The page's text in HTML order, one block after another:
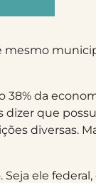
da
que
diversas.
ele